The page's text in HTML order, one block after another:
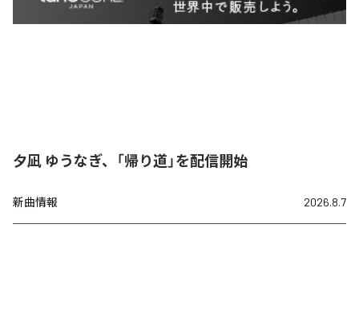
夕凪 ゆうなぎ、「帰り道」を配信開始
新曲情報 2026.8.7